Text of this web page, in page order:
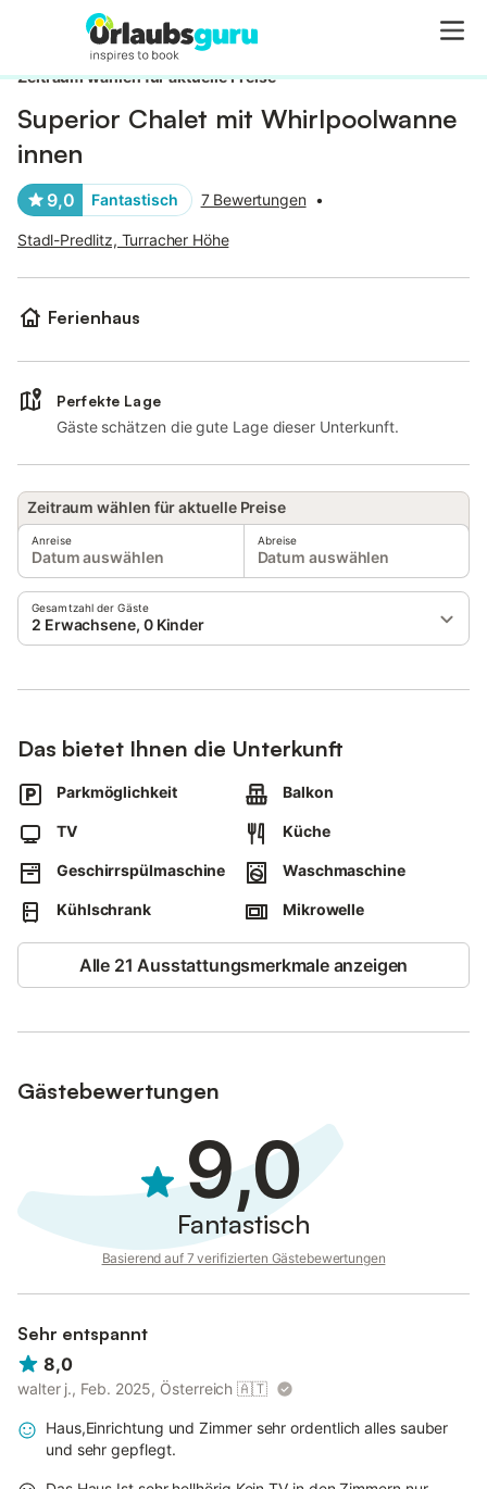
Ausstattung Bewertungen
Zeitraum wählen für aktuelle Preise
Superior Chalet mit Whirlpoolwanne
innen
9,0 Fantastisch 7 Bewertungen •
Stadl-Predlitz, Turracher Höhe
Ferienhaus
Perfekte Lage
Gäste schätzen die gute Lage dieser Unterkunft.
Zeitraum wählen für aktuelle Preise
Anreise
Datum auswählen
Abreise
Datum auswählen
Gesamtzahl der Gäste
2 Erwachsene, 0 Kinder
Das bietet Ihnen die Unterkunft
Parkmöglichkeit Balkon
TV Küche
Geschirrspülmaschine Waschmaschine
Kühlschrank Mikrowelle
Alle 21 Ausstattungsmerkmale anzeigen
Gästebewertungen
9,0
Fantastisch
Basierend auf 7 verifizierten Gästebewertungen
Sehr entspannt
8,0
walter j., Feb. 2025, Österreich 🇦🇹
Haus,Einrichtung und Zimmer sehr ordentlich alles sauber
und sehr gepflegt.